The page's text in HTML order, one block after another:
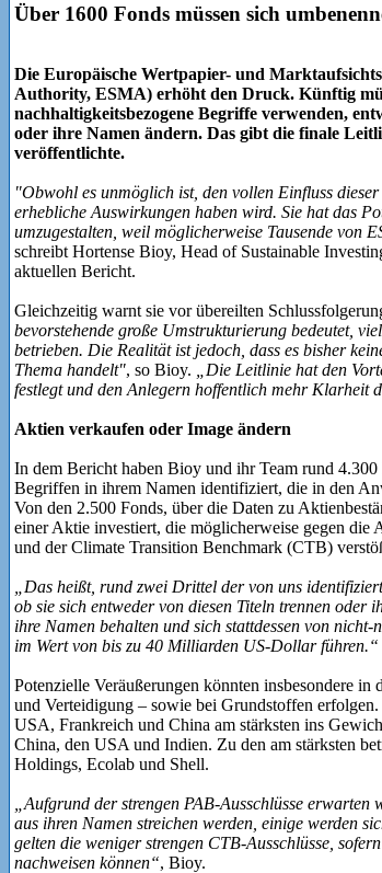
Über 1600 Fonds müssen sich
Die Europäische Wertpapier- und
Authority, ESMA) erhöht den Druck. Künftig
nachhaltigkeitsbezogene Begriffe verwenden,
oder ihre Namen ändern. Das gibt die finale
veröffentlichte.
"Obwohl es unmöglich ist, den vollen Einfluss
erhebliche Auswirkungen haben wird. Sie hat das
umzugestalten, weil möglicherweise Tausende von
schreibt Hortense Bioy, Head of Sustainable
aktuellen Bericht.
Gleichzeitig warnt sie vor übereilten
bevorstehende große Umstrukturierung bedeutet,
betrieben. Die Realität ist jedoch, dass es bisher
Thema handelt", so Bioy.
„Die Leitlinie hat den
festlegt und den Anlegern hoffentlich mehr Klarheit
Aktien verkaufen oder Image ändern
In dem Bericht haben Bioy und ihr Team rund
Begriffen in ihrem Namen identifiziert, die in den
Von den 2.500 Fonds, über die Daten zu
einer Aktie investiert, die möglicherweise gegen
und der Climate Transition Benchmark (CTB)
„Das heißt, rund zwei Drittel der von uns
ob sie sich entweder von diesen Titeln trennen oder
ihre Namen behalten und sich stattdessen von
im Wert von bis zu 40 Milliarden US-Dollar führen.“
Potenzielle Veräußerungen könnten insbesondere
und Verteidigung – sowie bei Grundstoffen
USA, Frankreich und China am stärksten ins
China, den USA und Indien. Zu den am stärksten
Holdings, Ecolab und Shell.
„Aufgrund der strengen PAB-Ausschlüsse
aus ihren Namen streichen werden, einige werden
gelten die weniger strengen CTB-Ausschlüsse,
nachweisen können“, Bioy.